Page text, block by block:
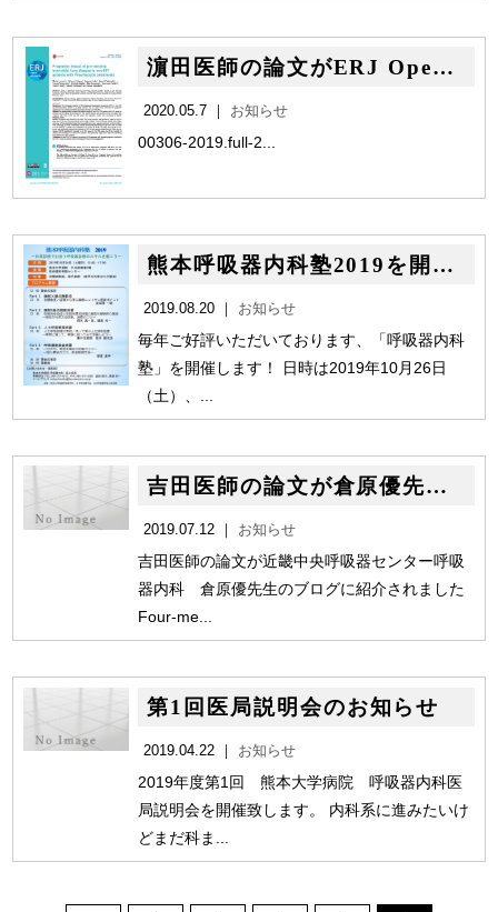
濵田医師の論文がERJ Open Researchでアクセプトされました。
2020.05.7 ｜ お知らせ
00306-2019.full-2...
熊本呼吸器内科塾2019を開催します！
2019.08.20 ｜ お知らせ
毎年ご好評いただいております、「呼吸器内科
塾」を開催します！ 日時は2019年10月26日
（土）、...
吉田医師の論文が倉原優先生のブログで紹介されました！
2019.07.12 ｜ お知らせ
吉田医師の論文が近畿中央呼吸器センター呼吸
器内科 倉原優先生のブログに紹介されました
Four-me...
第1回医局説明会のお知らせ
2019.04.22 ｜ お知らせ
2019年度第1回 熊本大学病院 呼吸器内科医
局説明会を開催致します。 内科系に進みたいけ
どまだ科ま...